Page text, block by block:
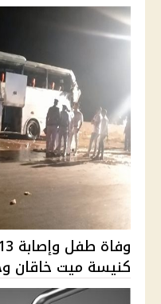
كنيسة ميت خاقان